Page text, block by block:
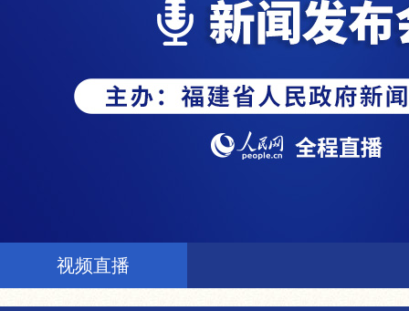
视频直播